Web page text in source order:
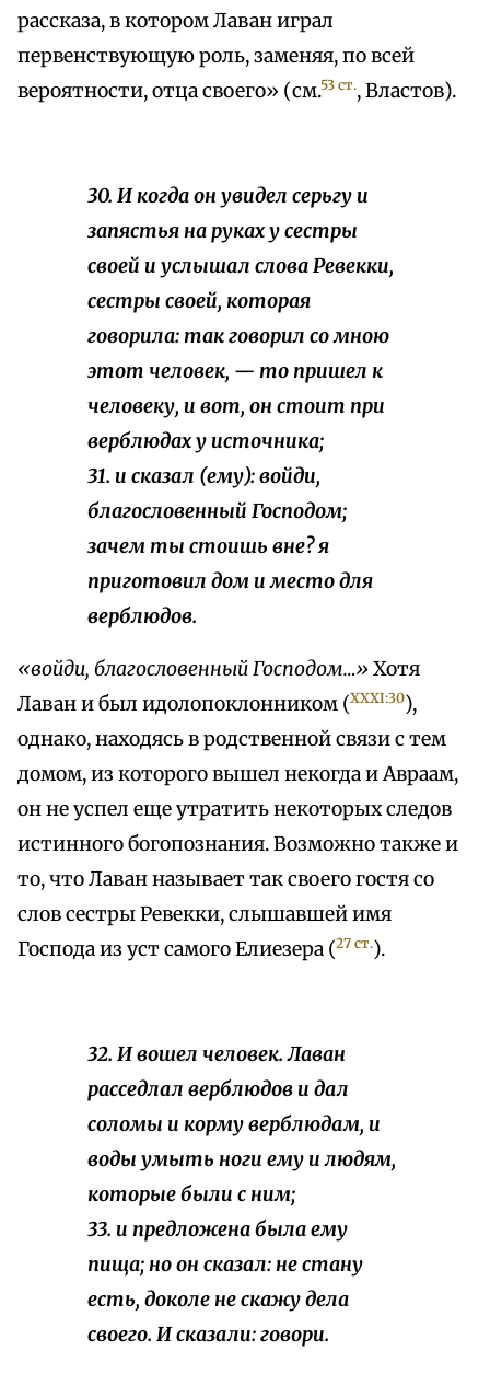
рассказа, в котором Лаван играл
первенствующую роль, заменяя, по всей
вероятности, отца своего» (см.53 ст., Властов).
30. И когда он увидел серьгу и
запястья на руках у сестры
своей и услышал слова Ревекки,
сестры своей, которая
говорила: так говорил со мною
этот человек, — то пришел к
человеку, и вот, он стоит при
верблюдах у источника;
31. и сказал (ему): войди,
благословенный Господом;
зачем ты стоишь вне? я
приготовил дом и место для
верблюдов.
«войди, благословенный Господом…» Хотя
Лаван и был идолопоклонником (XXXI:30),
однако, находясь в родственной связи с тем
домом, из которого вышел некогда и Авраам,
он не успел еще утратить некоторых следов
истинного богопознания. Возможно также и
то, что Лаван называет так своего гостя со
слов сестры Ревекки, слышавшей имя
Господа из уст самого Елиезера (27 ст.).
32. И вошел человек.Лаван
расседлал верблюдов и дал
соломы и корму верблюдам, и
воды умыть ноги ему и людям,
которые были с ним;
33. и предложена была ему
пища; но он сказал: не стану
есть, доколе не скажу дела
своего. И сказали: говори.